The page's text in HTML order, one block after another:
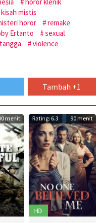
kisah mistis
horor
remake
Ertanto
sexual
violence
Tambah +1
menit Rating: 6.3 90 menit
HD